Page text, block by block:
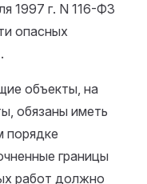
1997 г. N 116-ФЗ
опасных
объекты, на
обязаны иметь
порядке
границы
работ должно